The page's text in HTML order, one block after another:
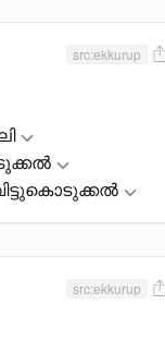
src:ekkurup
src:ekkurup